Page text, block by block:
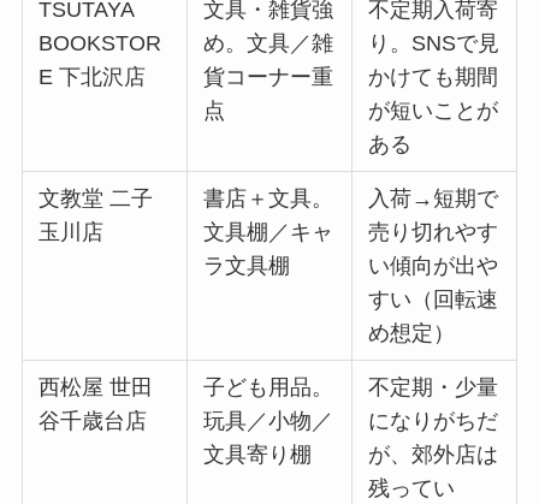
TSUTAYA
BOOKSTOR
E 下北沢店
文具・雑貨強
め。文具／雑
貨コーナー重
点
不定期入荷寄
り。SNSで見
かけても期間
が短いことが
ある
文教堂 二子
玉川店
書店＋文具。
文具棚／キャ
ラ文具棚
入荷→短期で
売り切れやす
い傾向が出や
すい（回転速
め想定）
西松屋 世田
谷千歳台店
子ども用品。
玩具／小物／
文具寄り棚
不定期・少量
になりがちだ
が、郊外店は
残ってい